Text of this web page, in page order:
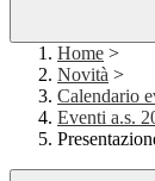
Home >
Novità >
Calendario
Eventi a.s.